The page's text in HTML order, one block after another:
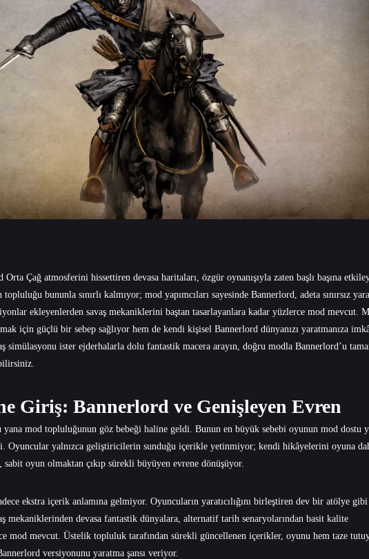
Çağ atmosferini hissettiren devasa haritaları, özgür oynanışıyla zaten başlı başına
bununla sınırlı kalmıyor; mod yapımcıları sayesinde Bannerlord, adeta sınırsız
ekleyenlerden savaş mekaniklerini baştan tasarlayanlara kadar yüzlerce mod mevcut.
için güçlü bir sebep sağlıyor hem de kendi kişisel Bannerlord dünyanızı yaratmanıza
simülasyonu ister ejderhalarla dolu fantastik macera arayın, doğru modla Bannerlord’u
Giriş: Bannerlord ve Genişleyen Evren
yana mod topluluğunun göz bebeği haline geldi. Bunun en büyük sebebi oyunun mod dostu
Oyuncular yalnızca geliştiricilerin sunduğu içerikle yetinmiyor; kendi hikâyelerini oyuna
oyun olmaktan çıkıp sürekli büyüyen evrene dönüşüyor.
ekstra içerik anlamına gelmiyor. Oyuncuların yaratıcılığını birleştiren dev bir atölye gibi
mekaniklerinden devasa fantastik dünyalara, alternatif tarih senaryolarından basit kalite
mod mevcut. Üstelik topluluk tarafından sürekli güncellenen içerikler, oyunu hem taze
versiyonunu yaratma şansı veriyor.